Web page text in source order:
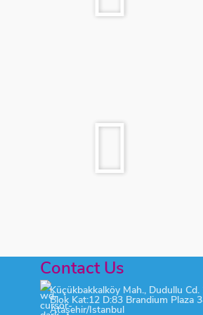
Contact Us
Küçükbakkalköy Mah., Dudullu
Blok Kat:12 D:83 Brandium Plaza
Ataşehir/Istanbul